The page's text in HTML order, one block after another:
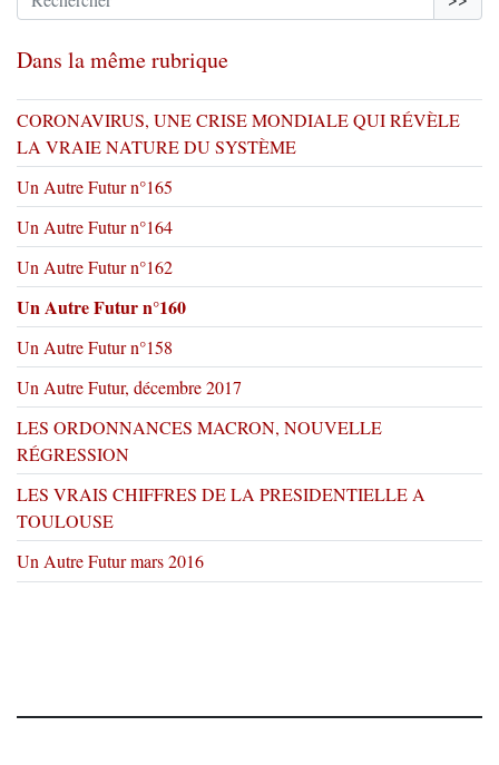
Dans la même rubrique
CORONAVIRUS, UNE CRISE MONDIALE QUI RÉVÈLE
LA VRAIE NATURE DU SYSTÈME
Un Autre Futur n°165
Un Autre Futur n°164
Un Autre Futur n°162
Un Autre Futur n°160
Un Autre Futur n°158
Un Autre Futur, décembre 2017
LES ORDONNANCES MACRON, NOUVELLE
RÉGRESSION
LES VRAIS CHIFFRES DE LA PRESIDENTIELLE A
TOULOUSE
Un Autre Futur mars 2016